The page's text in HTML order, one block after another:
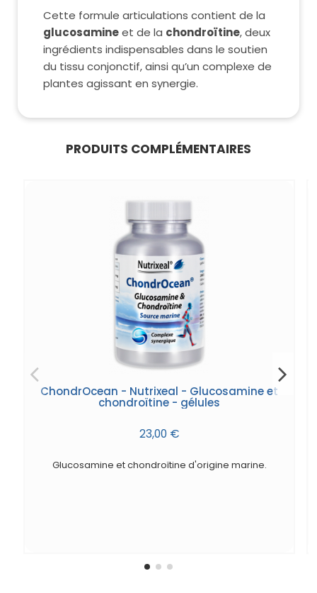
Cette formule articulations contient de la
glucosamineet de la chondroïtine, deux
ingrédients indispensables dans le soutien
du tissu conjonctif, ainsi qu’un complexe de
plantes agissant en synergie.
PRODUITS COMPLÉMENTAIRES
ChondrOcean - Nutrixeal - Glucosamine et
chondroïtine - gélules
23,00 €
Glucosamine et chondroïtine d'origine marine.